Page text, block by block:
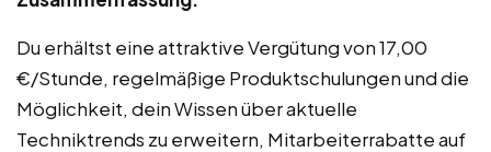
Du erhältst eine attraktive Vergütung von 17,00
€/Stunde, regelmäßige Produktschulungen und die
Möglichkeit, dein Wissen über aktuelle
Techniktrends zu erweitern, Mitarbeiterrabatte auf